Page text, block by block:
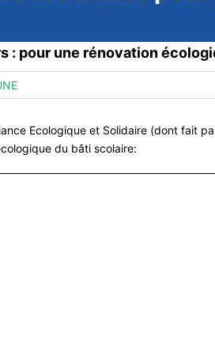
: pour une rénovation
Ecologique et Solidaire (dont fait
du bâti scolaire: